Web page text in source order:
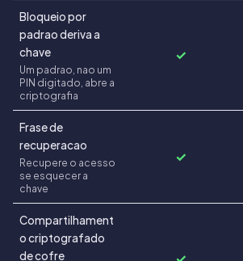
Bloqueio por
padrao deriva a
chave
Um padrao, nao um
PIN digitado, abre a
criptografia
✓
Frase de
recuperacao
Recupere o acesso
se esquecer a
chave
✓
Compartilhament
o criptografado
de cofre